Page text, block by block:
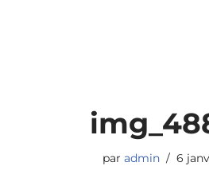
par admin 6